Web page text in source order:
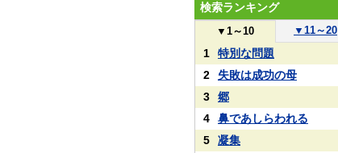
検索ランキング
▼ 1～10 ▼ 11～20
1
特別な問題
2
失敗は成功の母
3
郷
4
鼻であしらわれる
5
凝集